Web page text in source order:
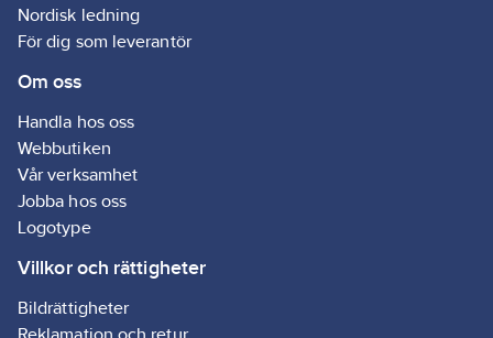
Nordisk ledning
För dig som leverantör
Om oss
Handla hos oss
Webbutiken
Vår verksamhet
Jobba hos oss
Logotype
Villkor och rättigheter
Bildrättigheter